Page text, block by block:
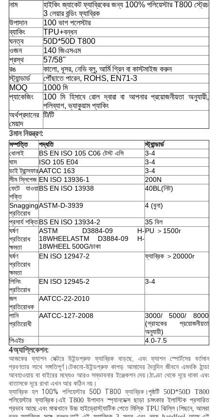
নাম
হাইকিং জ্যাকেট ফ্যাব্রিকের জন্য 100% পলিয়েস্টার T800 স্ট্রেচ
3 লেয়ার বন্ডিং ফ্যাব্রিক
উপাদান
100 ভাগ পলেস্টার
ব্যাকিং
TPU+বন্ধন
ঘনত্ব
50D*50D T800
ওজন
140 জিএসএম
প্রস্থ
57/58''
রঙ
কালো, ধূসর, নেভি ব্লু, আর্মি গ্রিন বা কাস্টমাইজ করুন
স্ট্যান্ডার্ড
পৌঁছাতে পারেন, ROHS, EN71-3
MOQ
1000 মি
প্যাকেজিং
100 মি হিসাবে রোল দ্বারা বা আপনার প্রয়োজনীয়তা অনুযায়ী,
পলিব্যাগ, ভ্যাকুয়াম প্যাকিং
অর্থপ্রদানের
মেয়াদ
টি/টি
3মান নিয়ন্ত্রণ:
সম্পত্তি পদ্ধতি
স্ট্যান্ডার্ড
ধোলাই
BS EN ISO 105 C06 টেস্ট এসি
3-4
ঘাম
ISO 105 E04
3-4
ডাই ট্রান্সফারAATCC 163
3-4
সীম স্লিপেজ EN ISO 13936-1
200N
ফেটে যাওয়া
শক্তি
BS EN ISO 13938 40BL(নিট)
Snagging
প্রতিরোধ
ASTM-D-3939 4 (বুনা)
প্রসার্য শক্তিBS EN ISO 13934-2
35 বিল
ঘর্ষণ
প্রতিরোধ
ক্ষমতা
ASTM D3884-09 H-
18WHEELASTM D3884-09 H-
18WHEEL 500G/চাকা
PU ＞1500r
ঘর্ষণ
প্রতিরোধ
ক্ষমতা
EN ISO 12947-2 ফ্যাব্রিক ＞20000r
পিলিং
প্রতিরোধ
EN ISO 12945-2 3-4
জল
প্রতিরোধক
AATCC-22-2010
পানি
প্রতিরোধী
AATCC-127-2008
3000/ 5000/ 8000
(গ্রাহকের প্রয়োজনীয়তা
অনুযায়ী)
পিএইচ
4.0-7.5
4অ্যাপ্লিকেশন:
আজকের ফ্যাশন সেক্টরে উইন্ডপ্রুফ ফ্যাব্রিক বাড়ছে, এবং ফ্যাশন স্পোর্টসের বর্তমান
প্রবণতার সাথে সঙ্গতিপূর্ণ।টেকনো-উইন্ডপ্রুফ কাপড় আমাদের দৈনন্দিন জীবনে এমনকি ঠান্ডা
আবহাওয়ায় বা বাইরের মধ্যেও আরও সম্ভাবনার ইঞ্জেকশন দেয়।ঠাণ্ডা থেকে দূরে থাকা এবং
বাতাসকে দূরে রাখা এখন আর কঠিন নয়।
ফ্যাব্রিক হল 100% পলিয়েস্টার 50D T800 ফ্যাব্রিক। পৃষ্ঠটি 50D*50D T800
পলিয়েস্টার ফ্যাব্রিক।এই T800 উপাদান স্প্যানডেক্স ছাড়া চমৎকার ইলাস্টিক প্রসারিত
প্রভাব আছে.এবং মাঝখানে উচ্চ হাইড্রোস্ট্যাটিক পেতে মিল্কি TPU ঝিল্লি।পিছনে, আমরা